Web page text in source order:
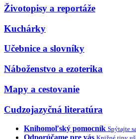
Životopisy a reportáže
Kuchárky
Učebnice a slovníky
Náboženstvo a ezoterika
Mapy a cestovanie
Cudzojazyčná literatúra
Knihomoľský pomocník Spýtajte